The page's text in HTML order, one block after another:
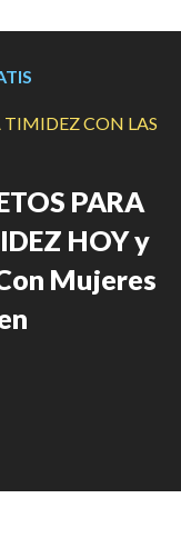
TIMIDEZ CON LAS
PARA
HOY y
Mujeres